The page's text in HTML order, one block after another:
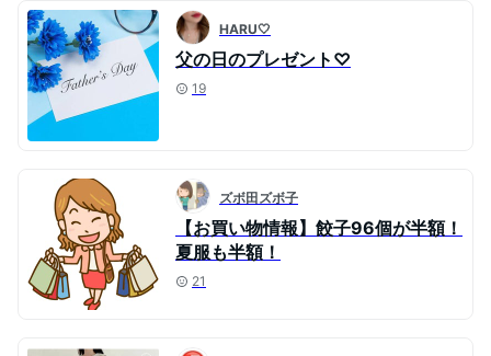
HARU🤍
父の日のプレゼント♡
19
ズボ田ズボ子
【お買い物情報】餃子96個が半額！
夏服も半額！
21